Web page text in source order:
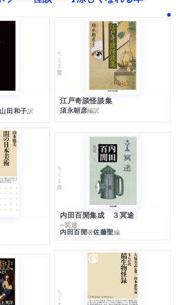
山田和子訳
ちくま学芸文庫
江戸奇談怪談集
須永朝彦編訳
ちくま文庫
内田百閒集成 ３冥途
─冥途
内田百閒著佐藤聖編
ちくま新書